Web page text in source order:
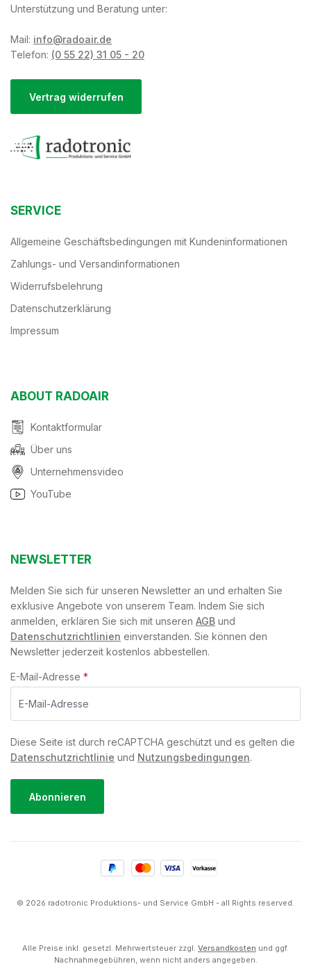
Unterstützung und Beratung unter:
Mail: info@radoair.de
Telefon: (0 55 22) 31 05 - 20
Vertrag widerrufen
SERVICE
Allgemeine Geschäftsbedingungen mit Kundeninformationen
Zahlungs- und Versandinformationen
Widerrufsbelehrung
Datenschutzerklärung
Impressum
ABOUT RADOAIR
Kontaktformular
Über uns
Unternehmensvideo
YouTube
NEWSLETTER
Melden Sie sich für unseren Newsletter an und erhalten Sie
exklusive Angebote von unserem Team. Indem Sie sich
anmelden, erklären Sie sich mit unseren AGB und
Datenschutzrichtlinien einverstanden. Sie können den
Newsletter jederzeit kostenlos abbestellen.
E-Mail-Adresse *
Diese Seite ist durch reCAPTCHA geschützt und es gelten die
Datenschutzrichtlinie und Nutzungsbedingungen.
Abonnieren
© 2026 radotronic Produktions- und Service GmbH - all Rights reserved.
Alle Preise inkl. gesetzl. Mehrwertsteuer zzgl. Versandkosten und ggf.
Nachnahmegebühren, wenn nicht anders angegeben.